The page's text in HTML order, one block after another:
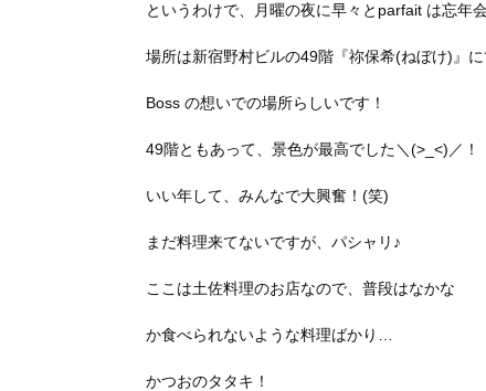
というわけで、月曜の夜に早々とparfait は忘年
場所は新宿野村ビルの49階『祢保希(ねぼけ)』に
Boss の想いでの場所らしいです！
49階ともあって、景色が最高でした＼(>_<)／！
いい年して、みんなで大興奮！(笑)
まだ料理来てないですが、パシャリ♪
ここは土佐料理のお店なので、普段はなかな
か食べられないような料理ばかり…
かつおのタタキ！